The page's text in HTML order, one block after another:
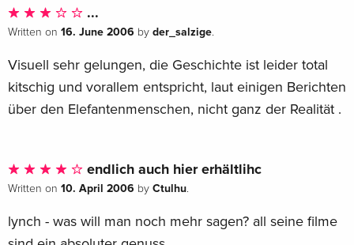
...
Written on 16. June 2006 by der_salzige.
Visuell sehr gelungen, die Geschichte ist leider total
kitschig und vorallem entspricht, laut einigen Berichten
über den Elefantenmenschen, nicht ganz der Realität .
endlich auch hier erhältlihc
Written on 10. April 2006 by Ctulhu.
lynch - was will man noch mehr sagen? all seine filme